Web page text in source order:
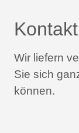
Wir liefern
Sie sich
können.